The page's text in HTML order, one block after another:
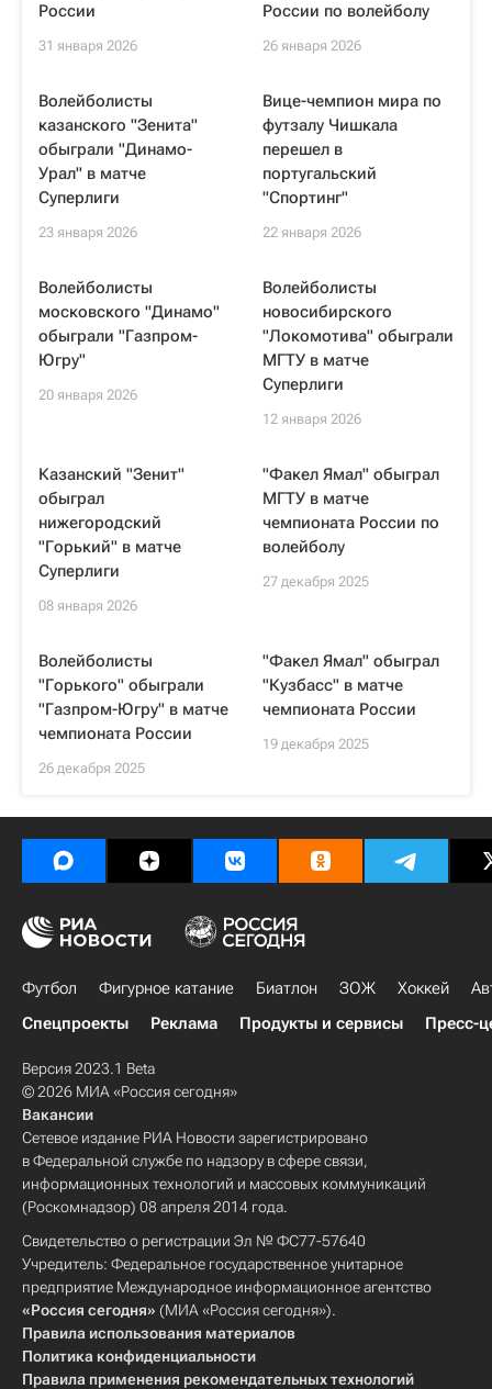
России
31 января 2026
России по волейболу
26 января 2026
Волейболисты
казанского "Зенита"
обыграли "Динамо-
Урал" в матче
Суперлиги
23 января 2026
Вице-чемпион мира по
футзалу Чишкала
перешел в
португальский
"Спортинг"
22 января 2026
Волейболисты
московского "Динамо"
обыграли "Газпром-
Югру"
20 января 2026
Волейболисты
новосибирского
"Локомотива" обыграли
МГТУ в матче
Суперлиги
12 января 2026
Казанский "Зенит"
обыграл
нижегородский
"Горький" в матче
Суперлиги
08 января 2026
"Факел Ямал" обыграл
МГТУ в матче
чемпионата России по
волейболу
27 декабря 2025
Волейболисты
"Горького" обыграли
"Газпром-Югру" в матче
чемпионата России
26 декабря 2025
"Факел Ямал" обыграл
"Кузбасс" в матче
чемпионата России
19 декабря 2025
Футбол Фигурное катание Биатлон ЗОЖ Хоккей
Спецпроекты
Реклама Продукты и сервисы Пресс-
Версия 2023.1 Beta
© 2026 МИА «Россия сегодня»
Вакансии
Сетевое издание РИА Новости зарегистрировано
в Федеральной службе по надзору в сфере связи,
информационных технологий и массовых коммуникаций
(Роскомнадзор) 08 апреля 2014 года.
Свидетельство о регистрации Эл № ФС77-57640
Учредитель: Федеральное государственное унитарное
предприятие Международное информационное агентство
«Россия сегодня» (МИА «Россия сегодня»).
Правила использования материалов
Политика конфиденциальности
Правила применения рекомендательных технологий